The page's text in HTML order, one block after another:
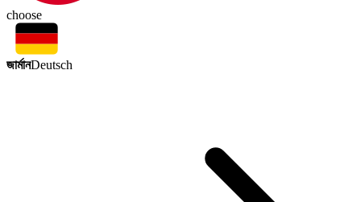
choose
জার্মানDeutsch